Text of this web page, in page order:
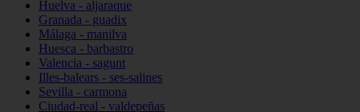
Huelva - aljaraque
Granada - guadix
Málaga - manilva
Huesca - barbastro
Valencia - sagunt
Illes-balears - ses-salines
Sevilla - carmona
Ciudad-real - valdepeñas